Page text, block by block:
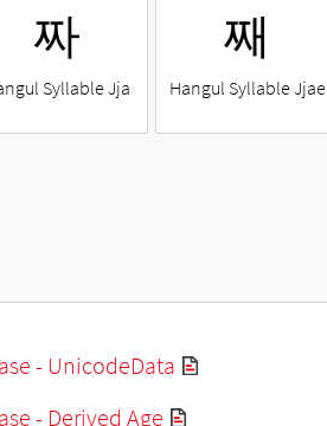
짜
Syllable Jja
째
Hangul Syllable Jjae
- UnicodeData
- Derived Age